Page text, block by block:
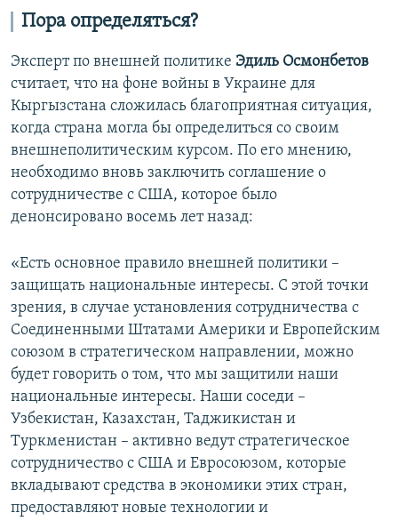
Пора определяться?
Эксперт по внешней политике Эдиль Осмонбетов
считает, что на фоне войны в Украине для
Кыргызстана сложилась благоприятная ситуация,
когда страна могла бы определиться со своим
внешнеполитическим курсом. По его мнению,
необходимо вновь заключить соглашение о
сотрудничестве с США, которое было
денонсировано восемь лет назад:
«Есть основное правило внешней политики –
защищать национальные интересы. С этой точки
зрения, в случае установления сотрудничества с
Соединенными Штатами Америки и Европейским
союзом в стратегическом направлении, можно
будет говорить о том, что мы защитили наши
национальные интересы. Наши соседи –
Узбекистан, Казахстан, Таджикистан и
Туркменистан – активно ведут стратегическое
сотрудничество с США и Евросоюзом, которые
вкладывают средства в экономики этих стран,
предоставляют новые технологии и